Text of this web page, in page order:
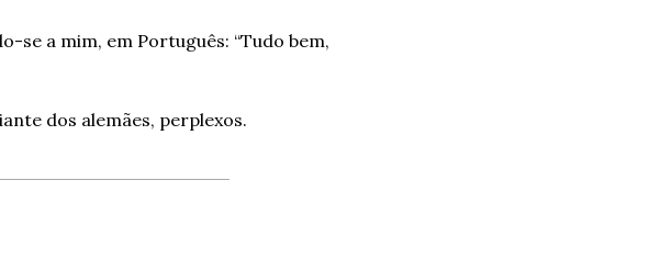
se a mim, em Português: “Tudo bem,
dos alemães, perplexos.